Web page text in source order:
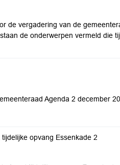
de vergadering van de
de onderwerpen vermeld die
Agenda 2 december
opvang Essenkade 2